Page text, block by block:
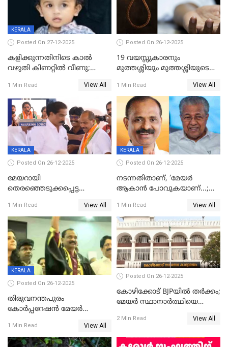
KERALA
Posted On 27-12-2025
കളിക്കുന്നതിനിടെ കാൽ
വഴുതി കിണറ്റിൽ വീണു;
ദാരുണാന്ത്യം
1 Min Read View All
Posted On 26-12-2025
19 വയസ്സുകാരനും
മുത്തശ്ശിയും മുത്തശ്ശിയുടെ
മരിച്ചനിലയിൽ
1 Min Read View All
KERALA
Posted On 26-12-2025
മേയറായി
തെരഞ്ഞെടുക്കപ്പെട്ട
ആദ്യ വോട്ട് അസാധു; കണ്ണൂർ
ഡെപ്യൂട്ടി മേയർ സ്ഥാനത്ത്
താഹിറിന് വിജയം
1 Min Read View All
KERALA
Posted On 26-12-2025
നടന്നതിതാണ്, ‘മേയർ
ആകാൻ പോവുകയാണ്...;
മുഖ്യമന്ത്രിയുടെ ഓഫീസ്
തന്നെ വിശദീകരിയ്ക്കുന്നു;
സത്യമിതാണ്
1 Min Read View All
KERALA
Posted On 26-12-2025
തിരുവനന്തപുരം
കോര്‍പ്പറേഷന്‍ മേയര്‍
ഹൈക്കോടതിയിലേക്ക്;
സത്യപ്രതിജ്ഞ ചടങ്ങില്‍
1 Min Read View All
Posted On 26-12-2025
കോഴിക്കോട് BJPയിൽ തർക്കം;
മേയർ സ്ഥാനാർത്ഥിയെ
2 Min Read View All